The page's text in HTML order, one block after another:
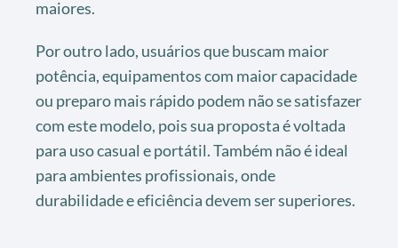
maiores.
Por outro lado, usuários que buscam maior
potência, equipamentos com maior capacidade
ou preparo mais rápido podem não se satisfazer
com este modelo, pois sua proposta é voltada
para uso casual e portátil. Também não é ideal
para ambientes profissionais, onde
durabilidade e eficiência devem ser superiores.